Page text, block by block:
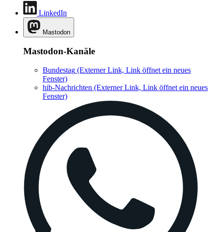
LinkedIn
Mastodon
Mastodon-Kanäle
Bundestag (Externer Link, Link öffnet ein neues
Fenster)
hib-Nachrichten (Externer Link, Link öffnet ein neues
Fenster)